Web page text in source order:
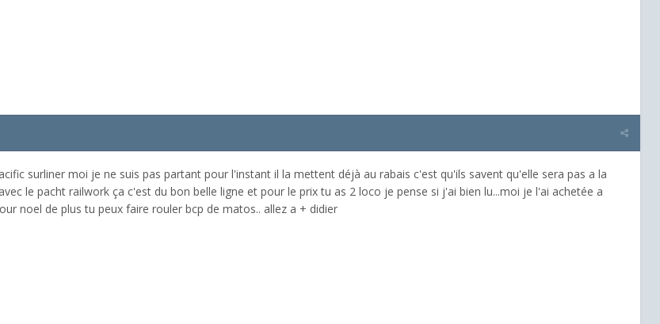
surliner moi je ne suis pas partant pour l'instant il la mettent déjà au rabais c'est qu'ils savent qu'elle sera pas a la
le pacht railwork ça c'est du bon belle ligne et pour le prix tu as 2 loco je pense si j'ai bien lu...moi je l'ai achetée a
noel de plus tu peux faire rouler bcp de matos.. allez a + didier